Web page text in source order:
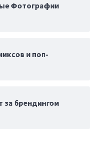
Фотографии
и поп-
за брендингом